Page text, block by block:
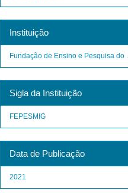
Instituição
Fundação de Ensino e Pesquisa do ...
Sigla da Instituição
FEPESMIG
Data de Publicação
2021